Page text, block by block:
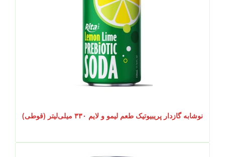
نوشابه گازدار پریبیوتیک طعم لیمو و لایم ۳۳۰ میلی‌لیتر (قوطی)